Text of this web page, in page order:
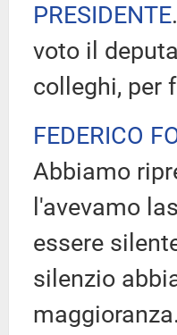
PRESIDENTE
voto il
colleghi, per
FEDERICO
Abbiamo
l'avevamo
essere
silenzio